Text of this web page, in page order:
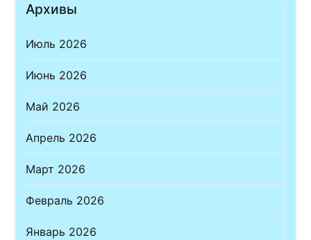
Архивы
Июль 2026
Июнь 2026
Май 2026
Апрель 2026
Март 2026
Февраль 2026
Январь 2026